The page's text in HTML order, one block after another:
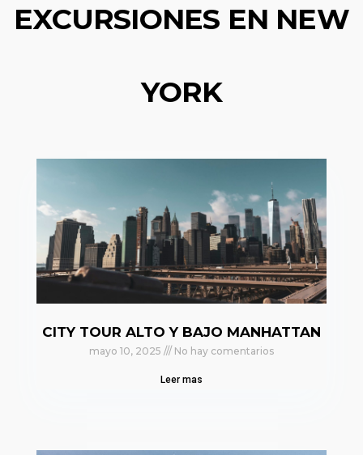
EXCURSIONES EN NEW
YORK
CITY TOUR ALTO Y BAJO MANHATTAN
mayo 10, 2025 No hay comentarios
Leer mas